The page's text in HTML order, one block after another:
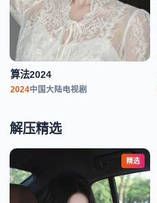
算法2024
2024中国大陆电视剧
解压精选
精选